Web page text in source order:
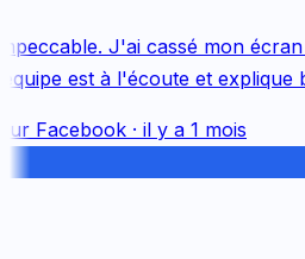
J'ai cassé mon écran
est à l'écoute et explique
Facebook· il y a 1 mois